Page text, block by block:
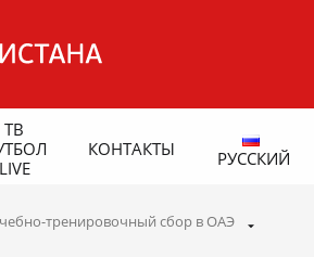
ТВ
LIVE
КОНТАКТЫ РУССКИЙ
тренировочный сбор в ОАЭ